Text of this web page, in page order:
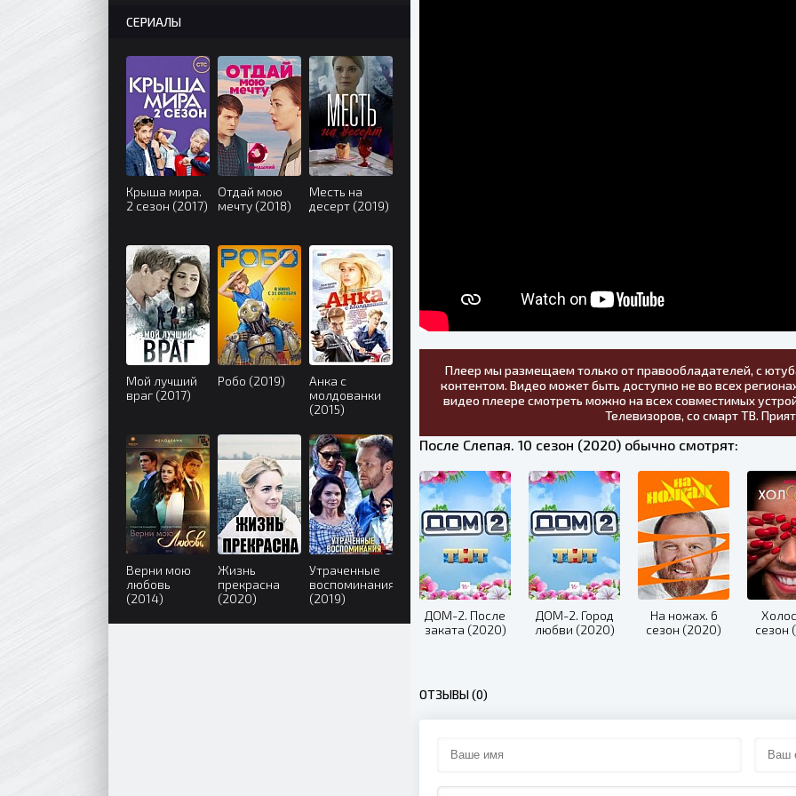
Плеер мы размещаем только от правообладателей, с
контентом. Видео может быть доступно не во всех
видео плеере смотреть можно на всех совместимых
Телевизоров, со смарт ТВ.
После Слепая. 10 сезон (2020) обычно смотрят:
ДОМ-2. После
заката (2020)
ДОМ-2. Город
любви (2020)
На ножах. 6
сезон (2020)
сезон
ОТЗЫВЫ (0)
СЕРИАЛЫ
Крыша мира.
2 сезон (2017)
Отдай мою
мечту (2018)
Месть на
десерт (2019)
Мой лучший
враг (2017)
Робо (2019)
Анка с
молдованки
(2015)
Верни мою
любовь
(2014)
Жизнь
прекрасна
(2020)
Утраченные
воспоминания
(2019)